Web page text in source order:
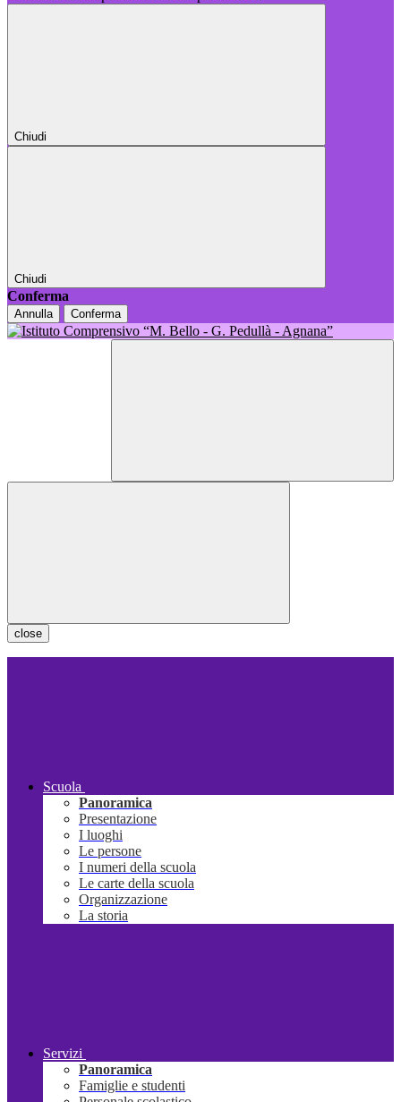
Chiudi
Chiudi
Conferma
Annulla Conferma
close
Scuola
Panoramica
Presentazione
I luoghi
Le persone
I numeri della scuola
Le carte della scuola
Organizzazione
La storia
Servizi
Panoramica
Famiglie e studenti